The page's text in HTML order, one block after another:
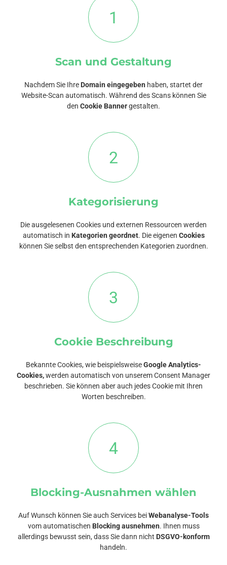
1
Scan und Gestaltung
Nachdem Sie Ihre Domain eingegeben haben, startet der
Website-Scan automatisch. Während des Scans können Sie
den Cookie Bannergestalten.
2
Kategorisierung
Die ausgelesenen Cookies und externen Ressourcen werden
automatisch in Kategorien geordnet. Die eigenen Cookies
können Sie selbst den entsprechenden Kategorien zuordnen.
3
Cookie Beschreibung
Bekannte Cookies, wie beispielsweiseGoogle Analytics-
Cookies,werden automatisch von unserem Consent Manager
beschrieben. Sie können aber auch jedes Cookie mit Ihren
Worten beschreiben.
4
Blocking-Ausnahmen wählen
Auf Wunsch können Sie auch Services beiWebanalyse-Tools
vom automatischen Blocking ausnehmen. Ihnen muss
allerdings bewusst sein, dass Sie dann nicht DSGVO-konform
handeln.